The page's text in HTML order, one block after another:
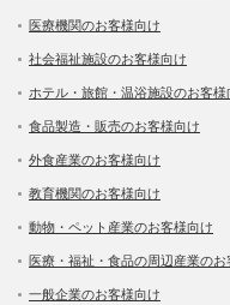
医療機関のお客様向け
社会福祉施設のお客様向け
ホテル・旅館・温浴施設のお客様
食品製造・販売のお客様向け
外食産業のお客様向け
教育機関のお客様向け
動物・ペット産業のお客様向け
医療・福祉・食品の周辺産業のお
一般企業のお客様向け